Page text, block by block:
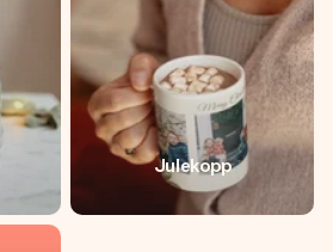
Julekopp